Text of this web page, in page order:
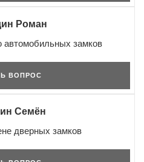
Роман
автомобильных замков
ВОПРОС
Семён
дверных замков